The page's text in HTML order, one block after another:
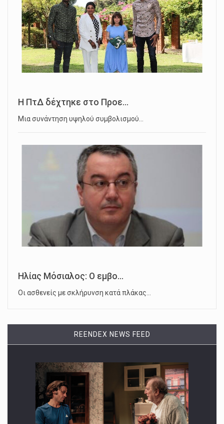
Η ΠτΔ δέχτηκε στο Προε...
Μια συνάντηση υψηλού συμβολισμού…
Ηλίας Μόσιαλος: Ο εμβο...
Οι ασθενείς με σκλήρυνση κατά πλάκας…
REENDEX NEWS FEED